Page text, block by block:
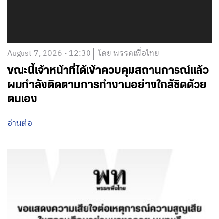
August 7, 2026 - 12:30 โดย พรรคเพื่อไทย
ขณะนี้เจ้าหน้าที่ได้เข้าควบคุมสถานการณ์แล้ว
ผมกำลังติดตามการทำงานอย่างใกล้ชิดด้วย
ตนเอง
อ่านต่อ